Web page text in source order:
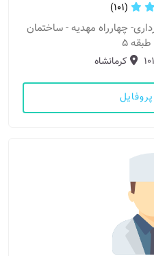
(101)
چهارراه مهدیه - ساختمان
۵
101 کرمانشاه